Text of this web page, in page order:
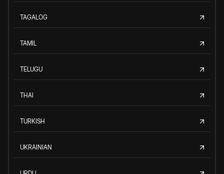
TAGALOG
TAMIL
TELUGU
THAI
TURKISH
UKRAINIAN